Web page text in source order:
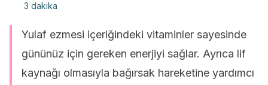
3 dakika
Yulaf ezmesi içeriğindeki vitaminler sayesinde
gününüz için gereken enerjiyi sağlar. Ayrıca lif
kaynağı olmasıyla bağırsak hareketine yardımcı